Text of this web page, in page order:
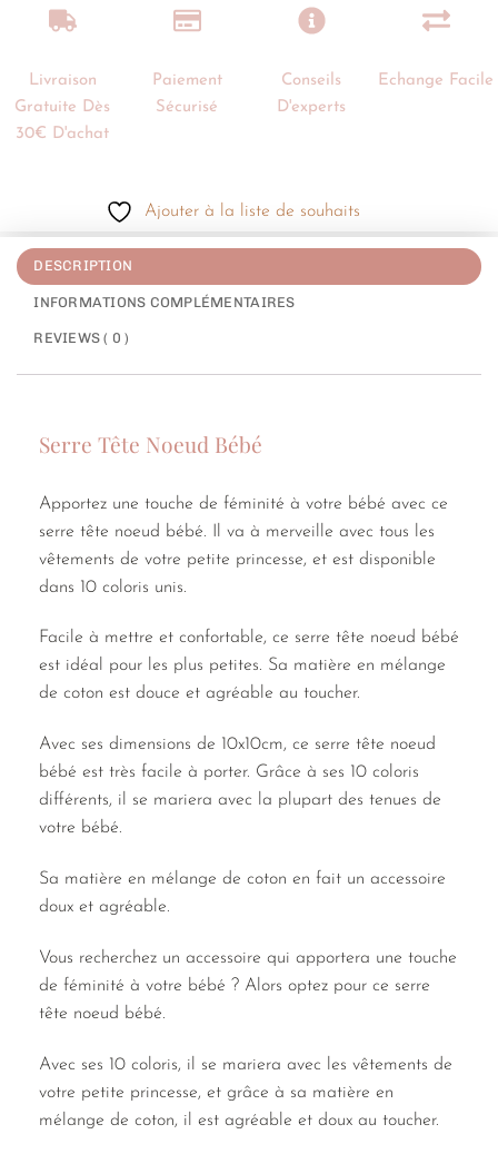
Livraison
Gratuite Dès
30€ D'achat
Paiement
Sécurisé
Conseils
D'experts
Echange Facile
Ajouter à la liste de souhaits
DESCRIPTION
INFORMATIONS COMPLÉMENTAIRES
REVIEWS ( 0 )
Serre Tête Noeud Bébé
Apportez une touche de féminité à votre bébé avec ce
serre tête noeud bébé. Il va à merveille avec tous les
vêtements de votre petite princesse, et est disponible
dans 10 coloris unis.
Facile à mettre et confortable, ce serre tête noeud bébé
est idéal pour les plus petites. Sa matière en mélange
de coton est douce et agréable au toucher.
Avec ses dimensions de 10x10cm, ce serre tête noeud
bébé est très facile à porter. Grâce à ses 10 coloris
différents, il se mariera avec la plupart des tenues de
votre bébé.
Sa matière en mélange de coton en fait un accessoire
doux et agréable.
Vous recherchez un accessoire qui apportera une touche
de féminité à votre bébé ? Alors optez pour ce serre
tête noeud bébé.
Avec ses 10 coloris, il se mariera avec les vêtements de
votre petite princesse, et grâce à sa matière en
mélange de coton, il est agréable et doux au toucher.